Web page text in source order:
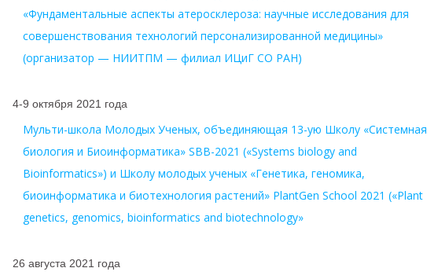
«Фундаментальные аспекты атеросклероза: научные исследования для
совершенствования технологий персонализированной медицины»
(организатор — НИИТПМ — филиал ИЦиГ СО РАН)
4-9 октября 2021 года
Мульти-школа Молодых Ученых, объединяющая 13-ую Школу «Системная
биология и Биоинформатика» SBB-2021 («Systems biology and
Bioinformatics») и Школу молодых ученых «Генетика, геномика,
биоинформатика и биотехнология растений» PlantGen School 2021 («Plant
genetics, genomics, bioinformatics and biotechnology»
26 августа 2021 года